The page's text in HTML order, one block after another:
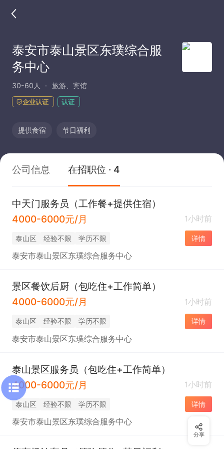
泰安市泰山景区东璞综合服
务中心
30-60人 旅游、宾馆
企业认证 认证
提供食宿 节日福利
公司信息 在招职位 · 4
中天门服务员（工作餐+提供住宿）
4000-6000元/月
1小时前
泰山区 经验不限 学历不限 详情
泰安市泰山景区东璞综合服务中心
景区餐饮后厨（包吃住+工作简单）
4000-6000元/月
1小时前
泰山区 经验不限 学历不限 详情
泰安市泰山景区东璞综合服务中心
泰山景区服务员（包吃住+工作简单）
4000-6000元/月
1小时前
泰山区 经验不限 学历不限 详情
泰安市泰山景区东璞综合服务中心
分享